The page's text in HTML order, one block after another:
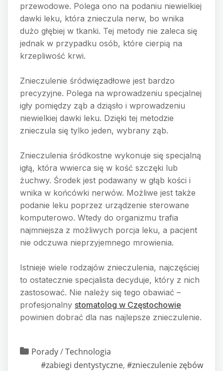
przewodowe. Polega ono na podaniu niewielkiej
dawki leku, która znieczula nerw, bo wnika
dużo głębiej w tkanki. Tej metody nie zaleca się
jednak w przypadku osób, które cierpią na
krzepliwość krwi.
Znieczulenie śródwięzadłowe jest bardzo
precyzyjne. Polega na wprowadzeniu specjalnej
igły pomiędzy ząb a dziąsło i wprowadzeniu
niewielkiej dawki leku. Dzięki tej metodzie
znieczula się tylko jeden, wybrany ząb.
Znieczulenia śródkostne wykonuje się specjalną
igłą, która wwierca się w kość szczęki lub
żuchwy. Środek jest podawany w głąb kości i
wnika w końcówki nerwów. Możliwe jest także
podanie leku poprzez urządzenie sterowane
komputerowo. Wtedy do organizmu trafia
najmniejsza z możliwych porcja leku, a pacjent
nie odczuwa nieprzyjemnego mrowienia.
Istnieje wiele rodzajów znieczulenia, najczęściej
to ostatecznie specjalista decyduje, który z nich
zastosować. Nie należy się tego obawiać –
profesjonalny stomatolog w Częstochowie
powinien dobrać dla nas najlepsze znieczulenie.
Porady/Technologia
#zabiegi dentystyczne, #znieczulenie zębów